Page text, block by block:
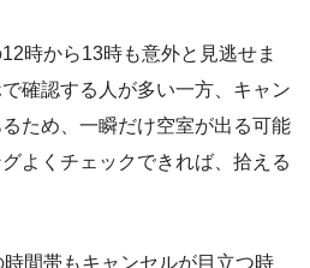
時から13時も意外と見逃せま
確認する人が多い一方、キャン
ため、一瞬だけ空室が出る可能
よくチェックできれば、拾える
間帯もキャンセルが目立つ時